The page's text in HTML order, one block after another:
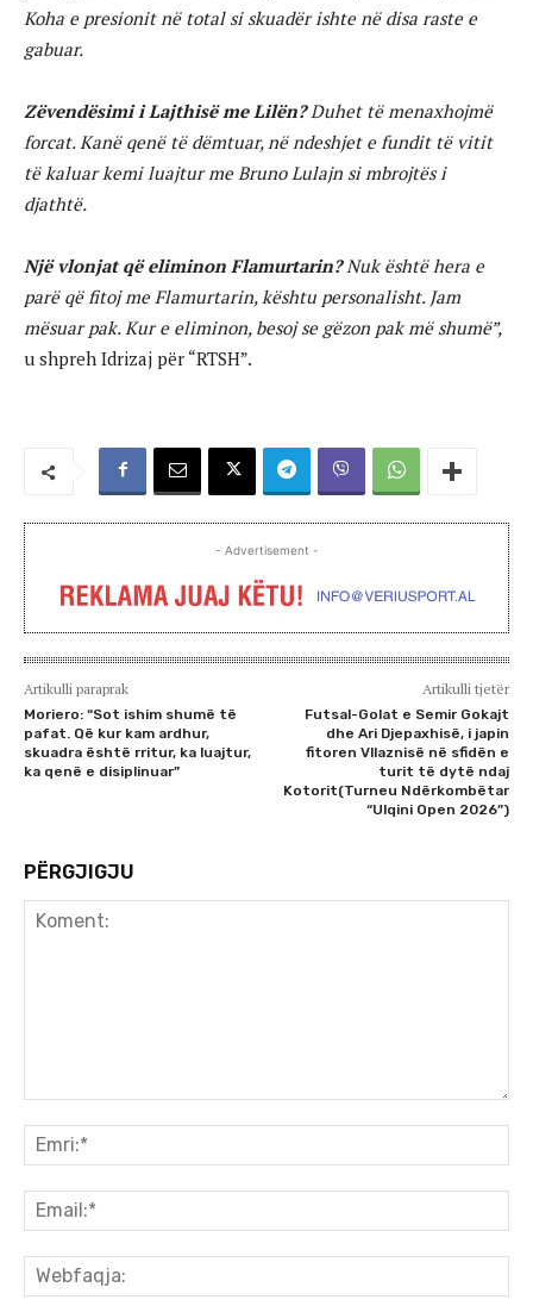
Koha e presionit në total si skuadër ishte në disa raste e
gabuar.
Zëvendësimi i Lajthisë me Lilën?Duhet të menaxhojmë
forcat. Kanë qenë të dëmtuar, në ndeshjet e fundit të vitit
të kaluar kemi luajtur me Bruno Lulajn si mbrojtës i
djathtë.
Një vlonjat që eliminon Flamurtarin?Nuk është hera e
parë që fitoj me Flamurtarin, kështu personalisht. Jam
mësuar pak. Kur e eliminon, besoj se gëzon pak më shumë”,
u shpreh Idrizaj për “RTSH”.
- Advertisement -
Artikulli paraprak
Moriero: “Sot ishim shumë të
pafat. Që kur kam ardhur,
skuadra është rritur, ka luajtur,
ka qenë e disiplinuar”
Artikulli tjetër
Futsal-Golat e Semir Gokajt
dhe Ari Djepaxhisë, i japin
fitoren Vllaznisë në sfidën e
turit të dytë ndaj
Kotorit(Turneu Ndërkombëtar
“Ulqini Open 2026”)
PËRGJIGJU